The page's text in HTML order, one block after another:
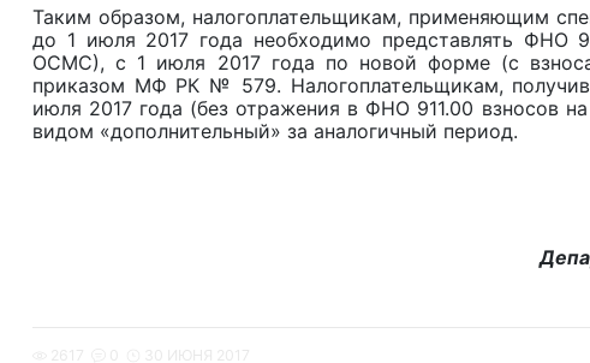
Таким образом, налогоплательщикам, применяющим
до 1 июля 2017 года необходимо представлять ФНО
ОСМС), с 1 июля 2017 года по новой форме (с
приказом МФ РК № 579. Налогоплательщикам,
июля 2017 года (без отражения в ФНО 911.00 взносов
видом «дополнительный» за аналогичный период.